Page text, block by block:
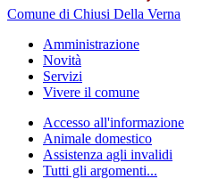
Comune di Chiusi Della Verna
Amministrazione
Novità
Servizi
Vivere il comune
Accesso all'informazione
Animale domestico
Assistenza agli invalidi
Tutti gli argomenti...